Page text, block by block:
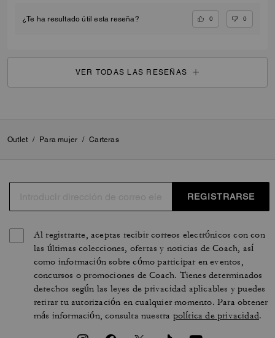
¿Te ha resultado útil esta reseña? 0 0
VER TODAS LAS RESEÑAS
Outlet / Para mujer / Carteras
REGISTRARSE
Al registrarte, aceptas recibir correos electrónicos con con
las últimas colecciones, ofertas y noticias de Coach, así
como información sobre cómo participar en eventos,
concursos o promociones de Coach. Tienes determinados
derechos según las leyes de privacidad aplicables y puedes
retirar tu autorización en cualquier momento. Para obtener
más información, consulta nuestra política de privacidad.